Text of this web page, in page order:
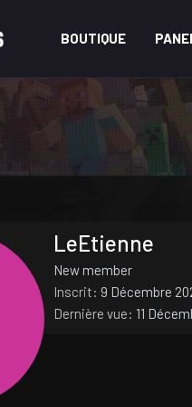
BOUTIQUE
LeEtienne
New member
Inscrit
9 Décembre
Dernière vue
11